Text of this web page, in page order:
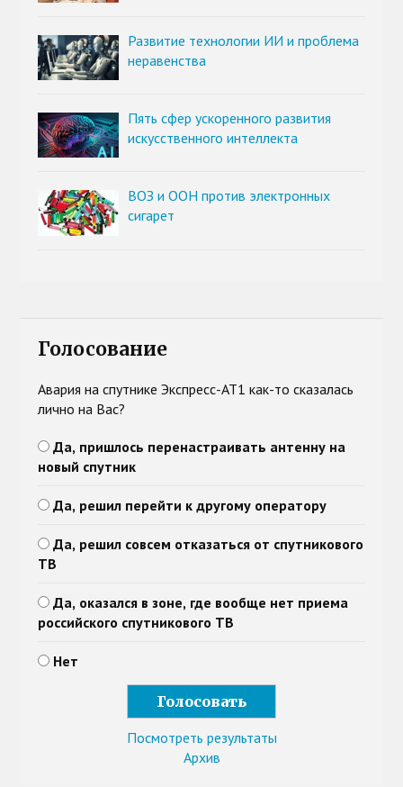
Развитие технологии ИИ и проблема
неравенства
Пять сфер ускоренного развития
искусственного интеллекта
ВОЗ и ООН против электронных
сигарет
Голосование
Авария на спутнике Экспресс-АТ1 как-то сказалась
лично на Вас?
Да, пришлось перенастраивать антенну на
новый спутник
Да, решил перейти к другому оператору
Да, решил совсем отказаться от спутникового
ТВ
Да, оказался в зоне, где вообще нет приема
российского спутникового ТВ
Нет
Посмотреть результаты
Архив